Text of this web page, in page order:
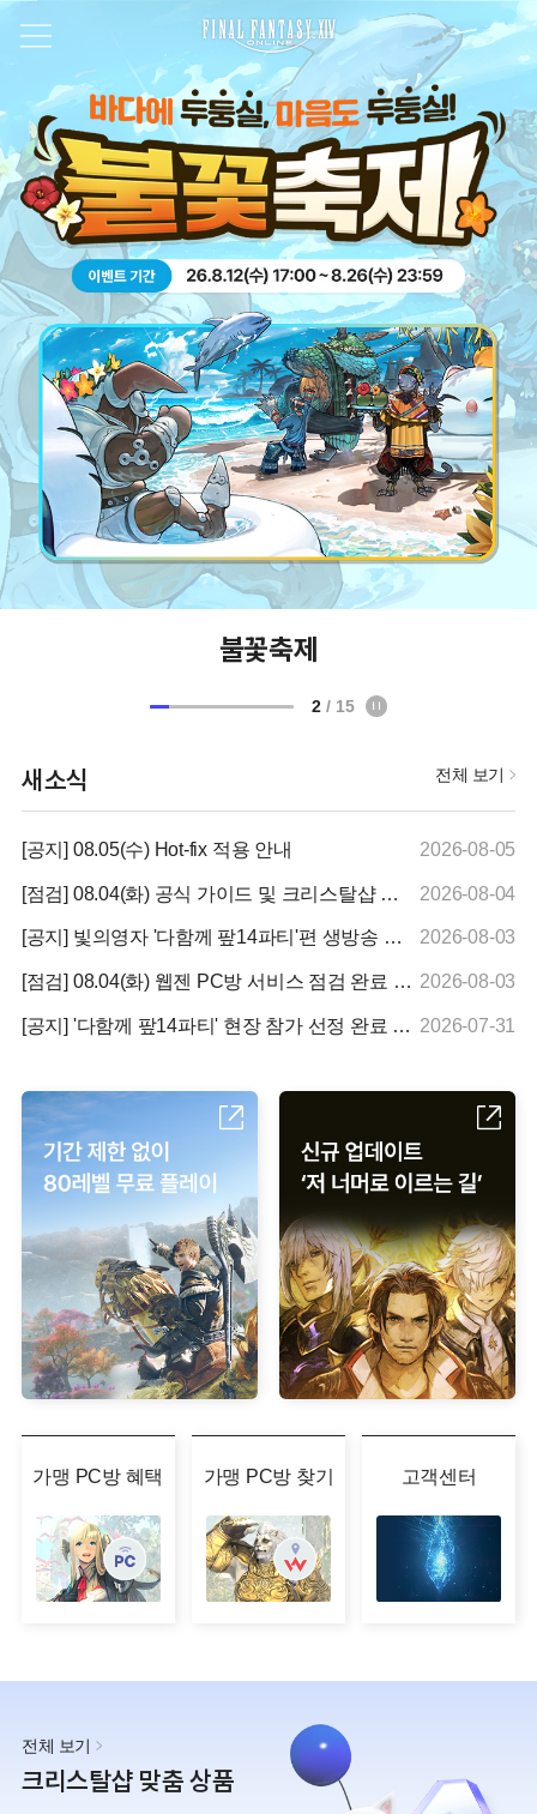
불꽃축제
2 / 15
새소식 전체 보기
[공지] 08.05(수) Hot-fix 적용 안내 2026-08-05
[점검] 08.04(화) 공식 가이드 및 크리스탈샵 점검 완료 안내 2026-08-04
[공지] 빛의영자 '다함께 팦14파티'편 생방송 안내 2026-08-03
[점검] 08.04(화) 웹젠 PC방 서비스 점검 완료 안내 2026-08-03
[공지] '다함께 팦14파티' 현장 참가 선정 완료 안내 2026-07-31
가맹 PC방 혜택 가맹 PC방 찾기 고객센터
크리스탈샵 맞춤 상품
전체 보기